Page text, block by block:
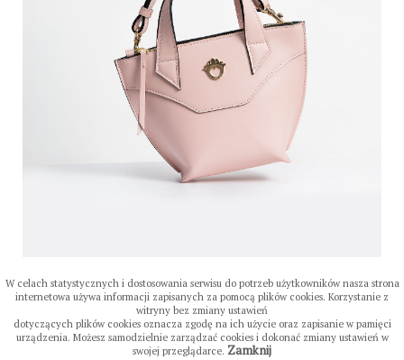
W celach statystycznych i dostosowania serwisu do potrzeb użytkowników nasza strona
internetowa używa informacji zapisanych za pomocą plików cookies. Korzystanie z
witryny bez zmiany ustawień
dotyczących plików cookies oznacza zgodę na ich użycie oraz zapisanie w pamięci
urządzenia. Możesz samodzielnie zarządzać cookies i dokonać zmiany ustawień w
swojej przeglądarce. Zamknij